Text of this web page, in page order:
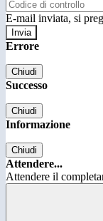
E-mail inviata, si
Errore
Chiudi
Successo
Chiudi
Informazione
Chiudi
Attendere...
Attendere il